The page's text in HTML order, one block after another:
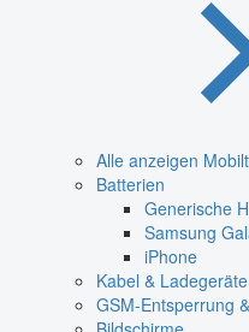
Alle anzeigen
Batterien
Generische
Samsung
iPhone
Kabel & Ladegeräte
GSM-Entsperrung